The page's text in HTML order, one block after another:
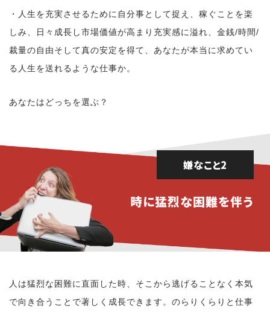
・人生を充実させるために自分事として捉え、稼ぐことを楽
しみ、日々成長し市場価値が高まり充実感に溢れ、金銭/時間/
裁量の自由そして真の安定を得て、あなたが本当に求めてい
る人生を送れるような仕事か。
あなたはどっちを選ぶ？
嫌なこと2
時に猛烈な困難を伴う
人は猛烈な困難に直面した時、そこから逃げることなく本気
で向き合うことで著しく成長できます。のらりくらりと仕事